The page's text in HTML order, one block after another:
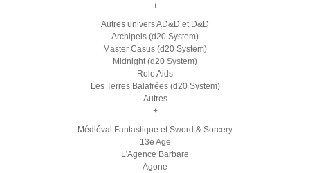
+
Autres univers AD&D et D&D
Archipels (d20 System)
Master Casus (d20 System)
Midnight (d20 System)
Role Aids
Les Terres Balafrées (d20 System)
Autres
+
Médiéval Fantastique et Sword & Sorcery
13e Age
L'Agence Barbare
Agone